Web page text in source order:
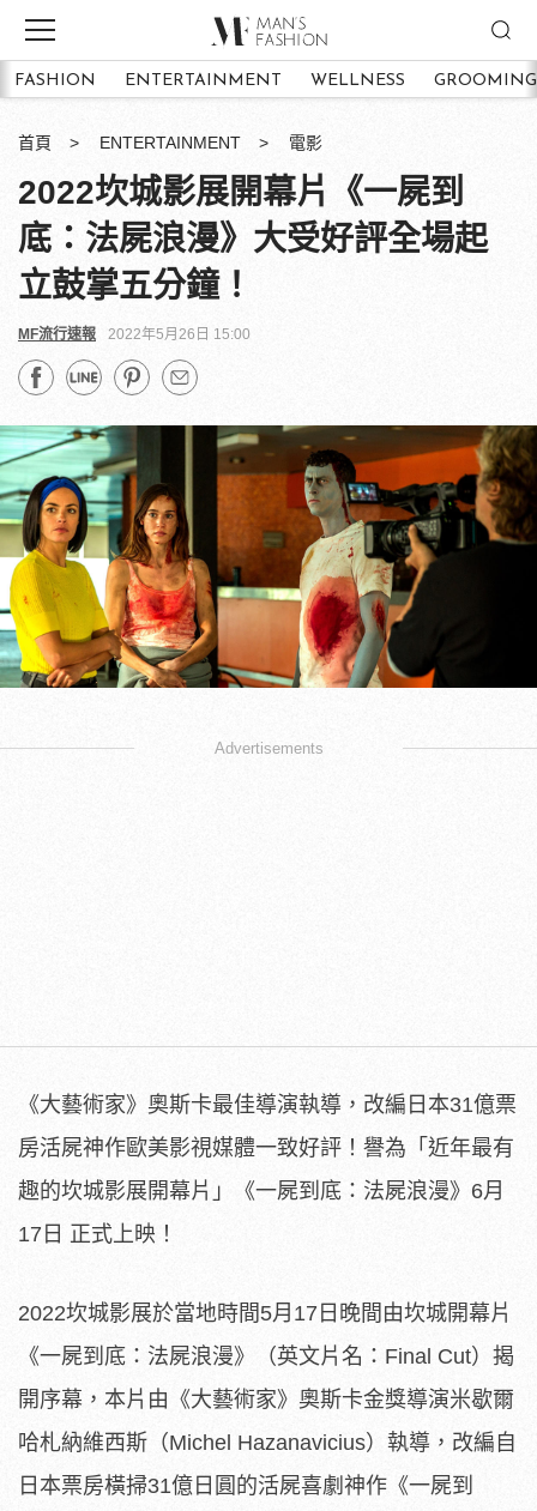
FASHION ENTERTAINMENT WELLNESS GROOMING
首頁 ENTERTAINMENT 電影
2022坎城影展開幕片《一屍到
底：法屍浪漫》大受好評全場起
立鼓掌五分鐘！
MF流行速報 2022年5月26日 15:00
Advertisements
《大藝術家》奧斯卡最佳導演執導，改編日本31億票
房活屍神作歐美影視媒體一致好評！譽為「近年最有
趣的坎城影展開幕片」《一屍到底：法屍浪漫》6月
17日 正式上映！
2022坎城影展於當地時間5月17日晚間由坎城開幕片
《一屍到底：法屍浪漫》（英文片名：Final Cut）揭
開序幕，本片由《大藝術家》 奧斯卡金獎導演米歇爾
哈札納維西斯（Michel Hazanavicius）執導，改編自
日本票房橫掃31億日圓 的活屍喜劇神作《一屍到